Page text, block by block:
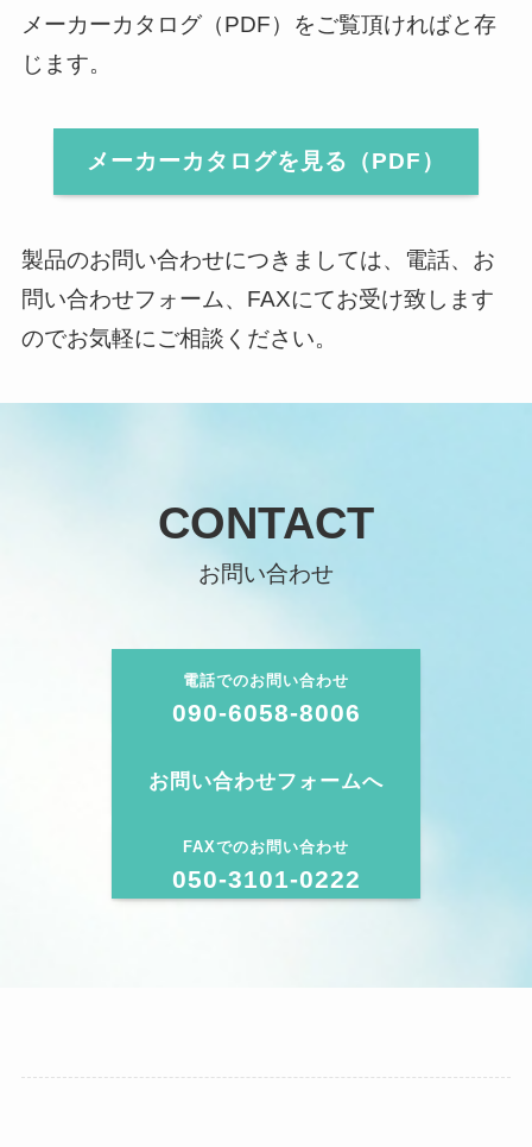
メーカーカタログ（PDF）をご覧頂ければと存
じます。
メーカーカタログを見る（PDF）
製品のお問い合わせにつきましては、電話、お
問い合わせフォーム、FAXにてお受け致します
のでお気軽にご相談ください。
CONTACT
お問い合わせ
電話でのお問い合わせ
090-6058-8006
お問い合わせフォームへ
FAXでのお問い合わせ
050-3101-0222